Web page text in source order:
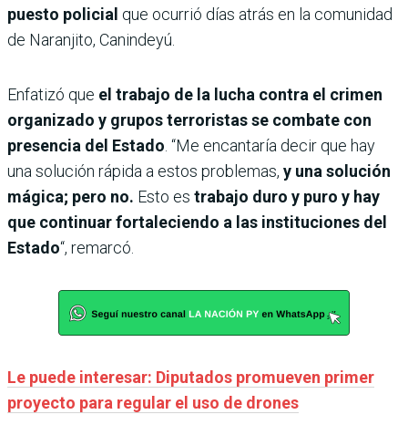
puesto policial que ocurrió días atrás en la comunidad
de Naranjito, Canindeyú.
Enfatizó que el trabajo de la lucha contra el crimen
organizado y grupos terroristas se combate con
presencia del Estado . “Me encantaría decir que hay
una solución rápida a estos problemas, y una solución
mágica; pero no. Esto es trabajo duro y puro y hay
que continuar fortaleciendo a las instituciones del
Estado“, remarcó.
Le puede interesar: Diputados promueven primer
proyecto para regular el uso de drones